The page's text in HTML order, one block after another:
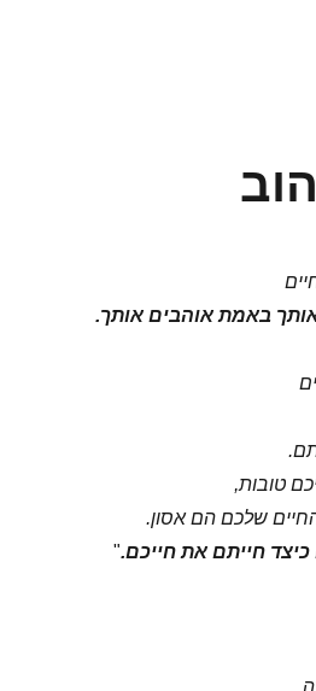
באמת אוהבים אותך.
טובות,
שלכם הם אסון.
חייתם את חייכם."